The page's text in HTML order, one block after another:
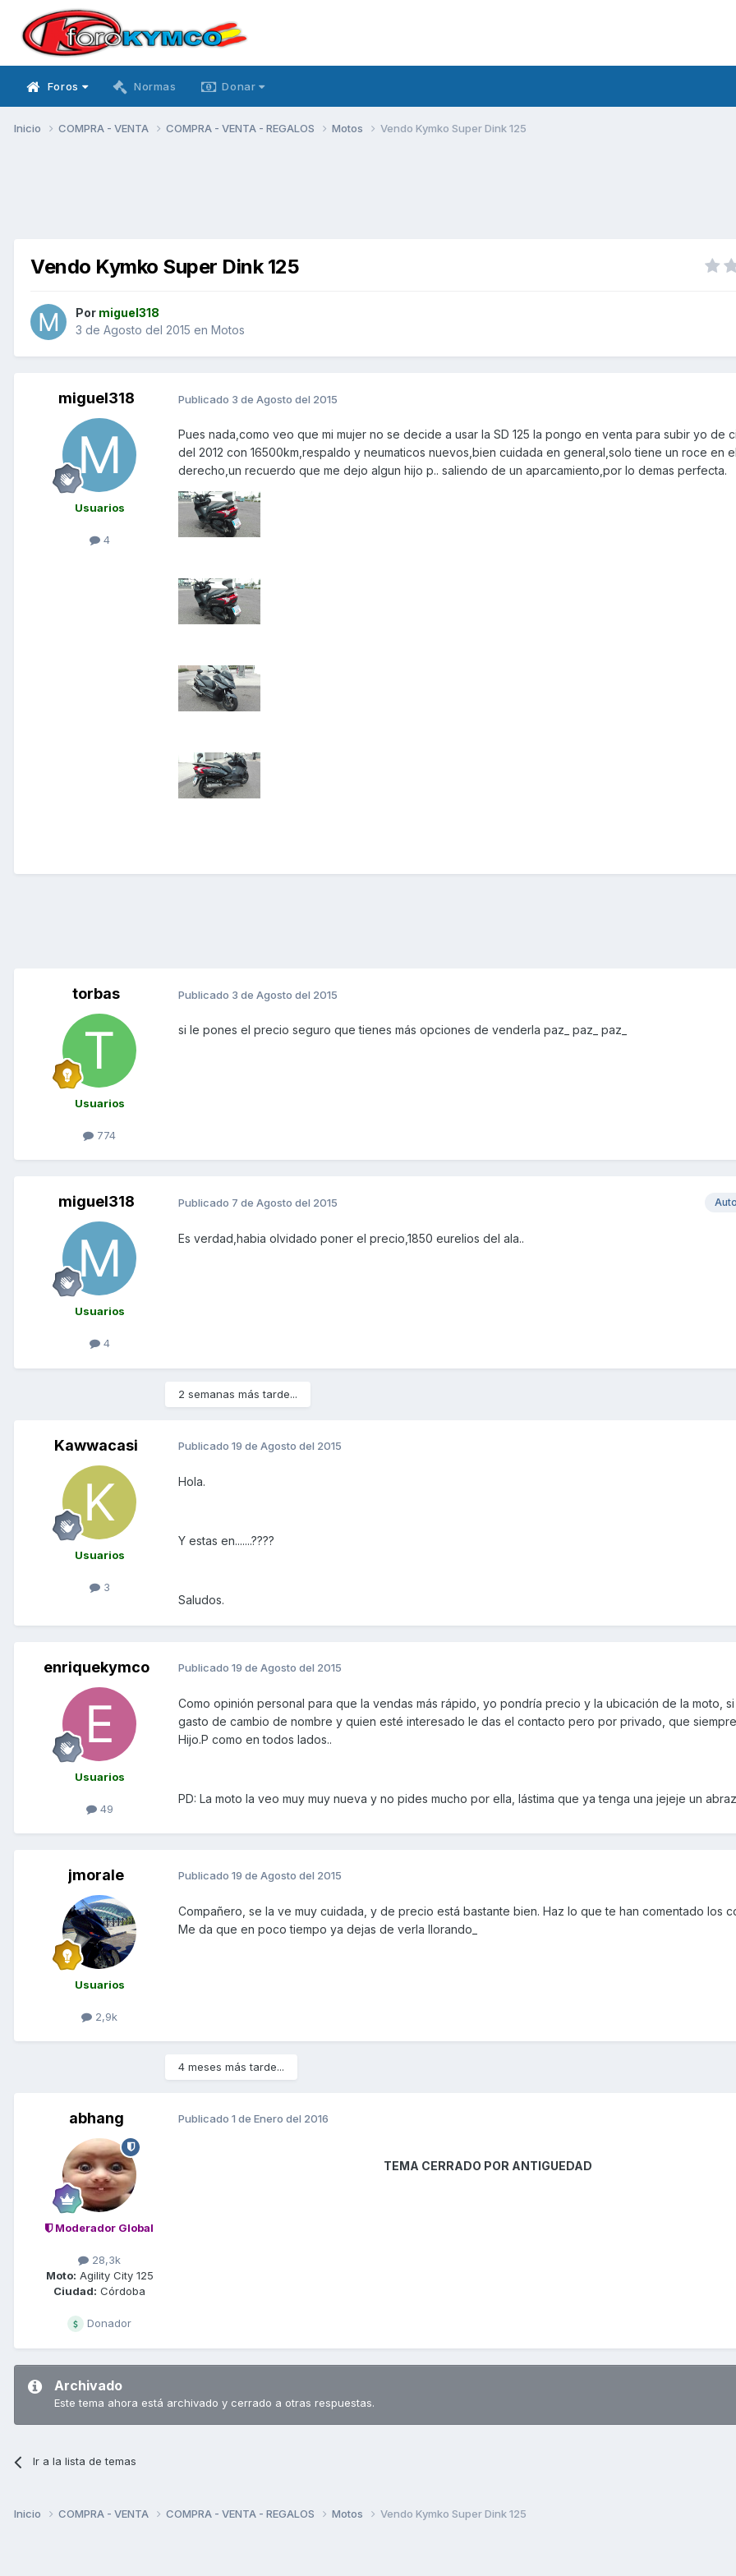
Foros Normas Donar
Inicio COMPRA - VENTA COMPRA - VENTA - REGALOS Motos Vendo Kymko Super Dink 125
Vendo Kymko Super Dink 125
Por miguel318
3 de Agosto del 2015 en Motos
miguel318
Usuarios
4
Publicado 3 de Agosto del 2015
Pues nada,como veo que mi mujer no se decide a usar la SD 125 la pongo en venta para subir yo de
del 2012 con 16500km,respaldo y neumaticos nuevos,bien cuidada en general,solo tiene un roce en
derecho,un recuerdo que me dejo algun hijo p.. saliendo de un aparcamiento,por lo demas perfecta.
torbas
Usuarios
774
Publicado 3 de Agosto del 2015
si le pones el precio seguro que tienes más opciones de venderla paz_ paz_ paz_
miguel318
Usuarios
4
Publicado 7 de Agosto del 2015
Es verdad,habia olvidado poner el precio,1850 eurelios del ala..
2 semanas más tarde...
Kawwacasi
Usuarios
3
Publicado 19 de Agosto del 2015
Hola.
Y estas en.......????
Saludos.
enriquekymco
Usuarios
49
Publicado 19 de Agosto del 2015
Como opinión personal para que la vendas más rápido, yo pondría precio y la ubicación de la moto,
gasto de cambio de nombre y quien esté interesado le das el contacto pero por privado, que
Hijo.P como en todos lados..
PD: La moto la veo muy muy nueva y no pides mucho por ella, lástima que ya tenga una jejeje un
jmorale
Usuarios
2,9k
Publicado 19 de Agosto del 2015
Compañero, se la ve muy cuidada, y de precio está bastante bien. Haz lo que te han comentado los
Me da que en poco tiempo ya dejas de verla llorando_
4 meses más tarde...
abhang
Moderador Global
28,3k
Moto: Agility City 125
Ciudad: Córdoba
Donador
Publicado 1 de Enero del 2016
TEMA CERRADO POR ANTIGUEDAD
Archivado
Este tema ahora está archivado y cerrado a otras respuestas.
Ir a la lista de temas
Inicio COMPRA - VENTA COMPRA - VENTA - REGALOS Motos Vendo Kymko Super Dink 125